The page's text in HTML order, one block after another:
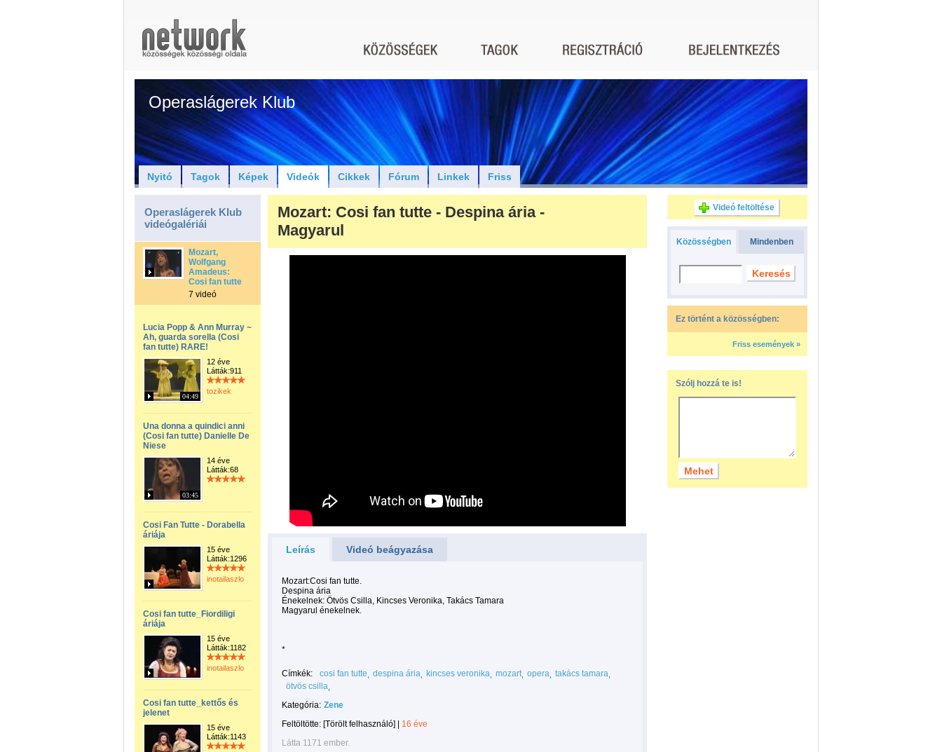
Operaslágerek Klub
Nyitó Tagok Képek Videók Cikkek Fórum Linkek Friss
Operaslágerek Klub
videógalériái
Mozart,
Wolfgang
Amadeus:
Cosi fan tutte
7 videó
Lucia Popp & Ann Murray ~
Ah, guarda sorella (Cosi
fan tutte) RARE!
04:49
12 éve
Látták:911
tozikek
Una donna a quindici anni
(Cosi fan tutte) Danielle De
Niese
03:45
14 éve
Látták:68
Cosi Fan Tutte - Dorabella
áriája
15 éve
Látták:1296
inotailaszlo
Cosi fan tutte_Fiordiligi
áriája
15 éve
Látták:1182
inotailaszlo
Cosi fan tutte_kettős és
jelenet
15 éve
Látták:1143
Mozart: Cosi fan tutte - Despina ária -
Magyarul
Leírás Videó beágyazása
Mozart:Cosi fan tutte.
Despina ária
Énekelnek: Ötvös Csilla, Kincses Veronika, Takács Tamara
Magyarul énekelnek.
*
Címkék: cosi fan tutte despina ária kincses veronika mozart opera takács tamara
ötvös csilla
Kategória: Zene
Feltöltötte: [Törölt felhasználó]
16 éve
Látta 1171 ember.
Videó feltöltése
Közösségben Mindenben
Ez történt a közösségben:
Friss események »
Szólj hozzá te is!